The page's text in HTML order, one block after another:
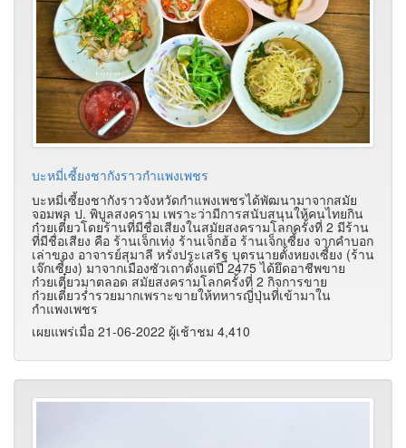
บะหมี่เซี้ยงชากังราวกำแพงเพชร
บะหมี่เซี้ยงชากังราวจังหวัดกำแพงเพชรได้พัฒนามาจากสมัย
จอมพล ป. พิบูลสงคราม เพราะว่ามีการสนับสนุนให้คนไทยกิน
ก๋วยเตี๋ยวโดยร้านที่มีชื่อเสียงในสมัยสงครามโลกครั้งที่ 2 มีร้าน
ที่มีชื่อเสียง คือ ร้านเจ็กเท่ง ร้านเจ็กฮ้อ ร้านเจ็กเซี้ยง จากคำบอก
เล่าของ อาจารย์สุมาลี หรั่งประเสริฐ บุตรนายตั้งหยงเซี้ยง (ร้าน
เจ๊กเซี้ยง) มาจากเมืองซัวเถาตั้งแต่ปี 2475 ได้ยึดอาชีพขาย
ก๋วยเตี๋ยวมาตลอด สมัยสงครามโลกครั้งที่ 2 กิจการขาย
ก๋วยเตี๋ยวร่ำรวยมากเพราะขายให้ทหารญี่ปุ่นที่เข้ามาใน
กำแพงเพชร
เผยแพร่เมื่อ 21-06-2022 ผู้เช้าชม 4,410